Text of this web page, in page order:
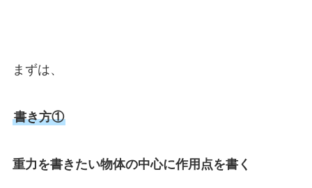
まずは、
書き方①
重力を書きたい物体の中心に作用点を書く